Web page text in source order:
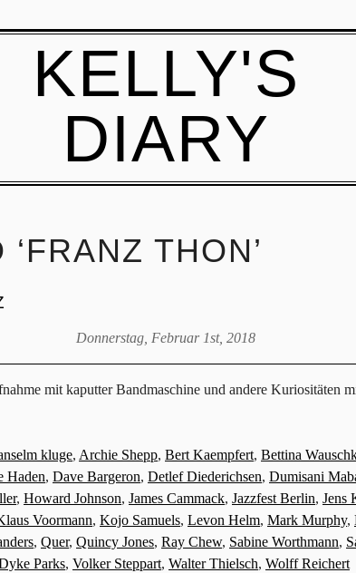
KELLY'S
DIARY
THON’
Donnerstag, Februar 1st, 2018
mit kaputter Bandmaschine und andere Kuriositäten
kluge, Archie Shepp, Bert Kaempfert, Bettina
Haden, Dave Bargeron, Detlef Diederichsen, Dumisani
, Howard Johnson, James Cammack, Jazzfest Berlin, Jens
Voormann, Kojo Samuels, Levon Helm, Mark Murphy,
, Quer, Quincy Jones, Ray Chew, Sabine Worthmann,
Parks, Volker Steppart, Walter Thielsch, Wolff Reichert